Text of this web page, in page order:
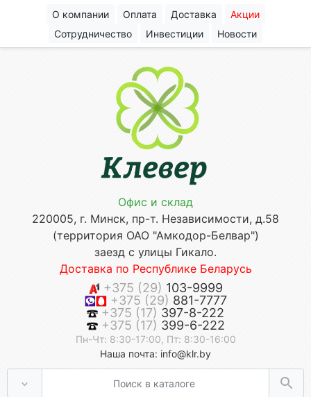
О компании Оплата Доставка
Акции
Сотрудничество
Инвестиции Новости
Офис и склад
220005, г. Минск, пр-т. Независимости, д.58
(территория ОАО "Амкодор-Белвар")
заезд с улицы Гикало.
Доставка по Республике Беларусь
+375 (29) 103-9999
+375 (29) 881-7777
+375 (17) 397-8-222
+375 (17) 399-6-222
Пн-Чт: 8:30-17:00, Пт: 8:30-16:00
Наша почта: info@klr.by